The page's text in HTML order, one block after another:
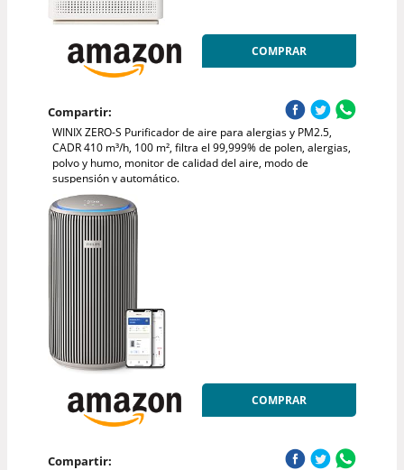
COMPRAR
Compartir:
WINIX ZERO-S Purificador de aire para alergias y PM2.5,
CADR 410 m³/h, 100 m², filtra el 99,999% de polen, alergias,
polvo y humo, monitor de calidad del aire, modo de
suspensión y automático.
COMPRAR
Compartir: